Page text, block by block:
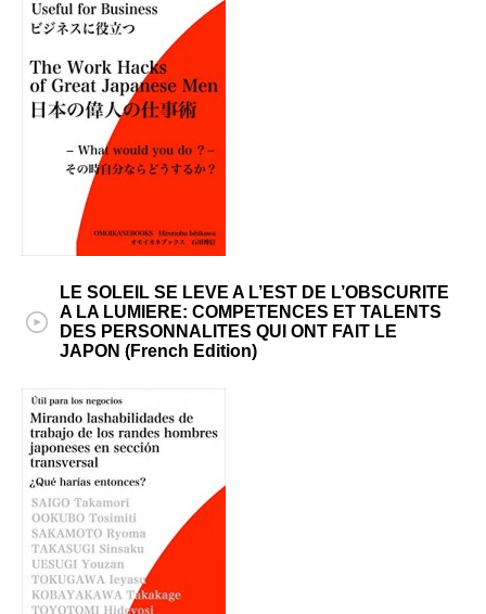
LE SOLEIL SE LEVE A L’EST DE L’OBSCURITE
A LA LUMIERE: COMPETENCES ET TALENTS
DES PERSONNALITES QUI ONT FAIT LE
JAPON (French Edition)